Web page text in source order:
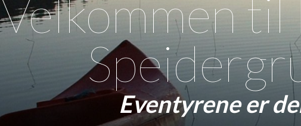
Velkommen til
Eventyrene er